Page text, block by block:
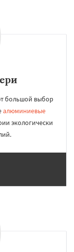
большой выбор
алюминиевые
экологически